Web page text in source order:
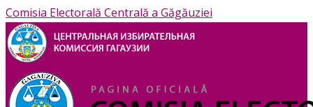
Comisia Electorală Centrală a Găgăuziei